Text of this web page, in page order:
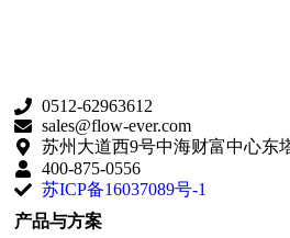
0512-62963612
sales@flow-ever.com
苏州大道西9号中海财富中心东
400-875-0556
苏ICP备16037089号-1
产品与方案